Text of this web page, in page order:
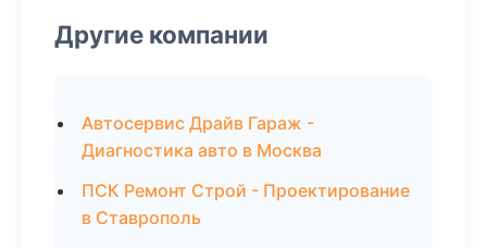
Другие компании
Автосервис Драйв Гараж -
Диагностика авто в Москва
ПСК Ремонт Строй - Проектирование
в Ставрополь